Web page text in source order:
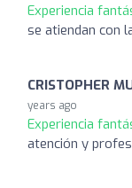
Experiencia
se atiendan con
CRISTOPHER
years ago
Experiencia
atención y